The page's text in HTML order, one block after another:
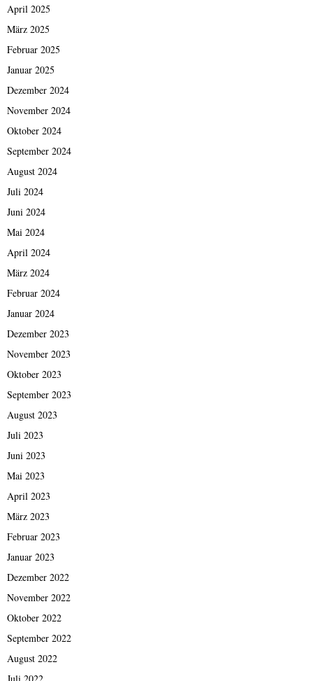
April 2025
März 2025
Februar 2025
Januar 2025
Dezember 2024
November 2024
Oktober 2024
September 2024
August 2024
Juli 2024
Juni 2024
Mai 2024
April 2024
März 2024
Februar 2024
Januar 2024
Dezember 2023
November 2023
Oktober 2023
September 2023
August 2023
Juli 2023
Juni 2023
Mai 2023
April 2023
März 2023
Februar 2023
Januar 2023
Dezember 2022
November 2022
Oktober 2022
September 2022
August 2022